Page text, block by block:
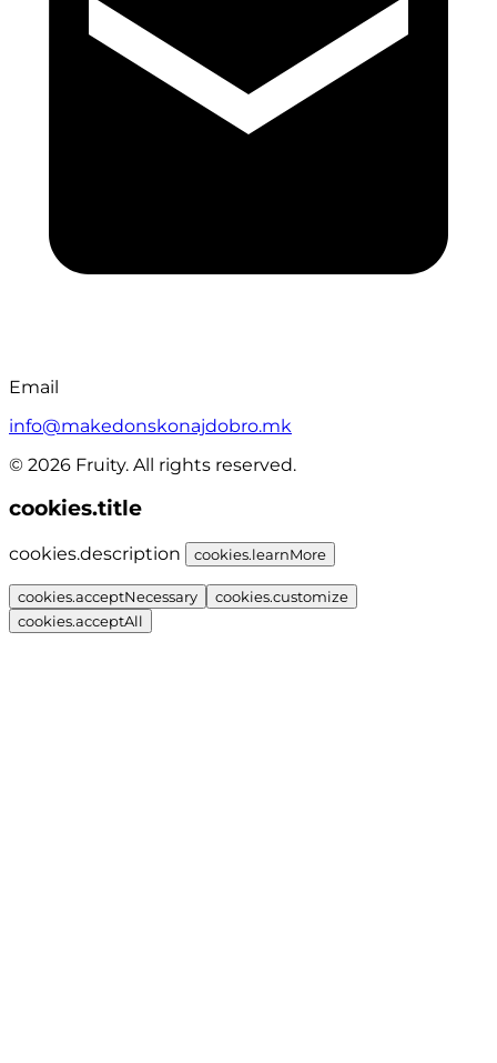
Email
info@makedonskonajdobro.mk
© 2026 Fruity. All rights reserved.
cookies.title
cookies.description cookies.learnMore
cookies.acceptNecessary
cookies.customize
cookies.acceptAll